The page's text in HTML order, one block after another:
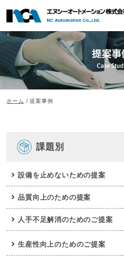
ホーム / 提案事例
課題別
設備を止めないための提案
品質向上のための提案
人手不足解消のためのご提案
生産性向上のためのご提案